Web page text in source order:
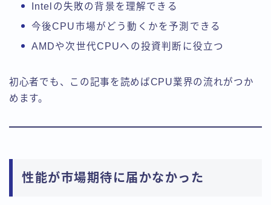
Intelの失敗の背景を理解できる
今後CPU市場がどう動くかを予測できる
AMDや次世代CPUへの投資判断に役立つ
初心者でも、この記事を読めばCPU業界の流れがつか
めます。
性能が市場期待に届かなかった